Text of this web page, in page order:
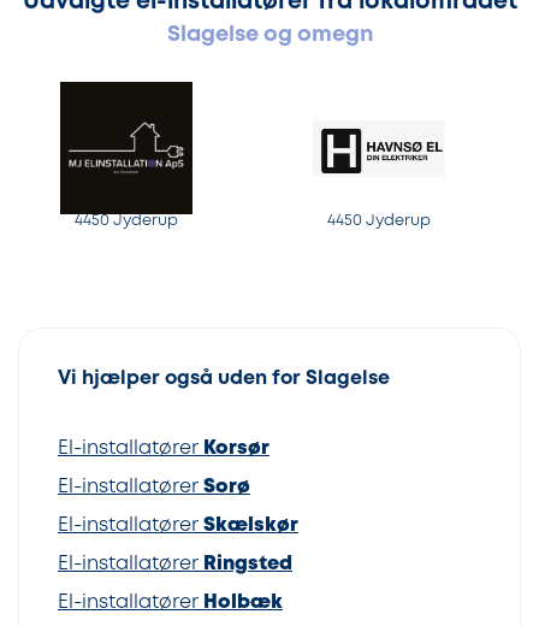
Slagelse og omegn
4450 Jyderup 4450 Jyderup
Vi hjælper også uden for Slagelse
El-installatører Korsør
El-installatører Sorø
El-installatører Skælskør
El-installatører Ringsted
El-installatører Holbæk